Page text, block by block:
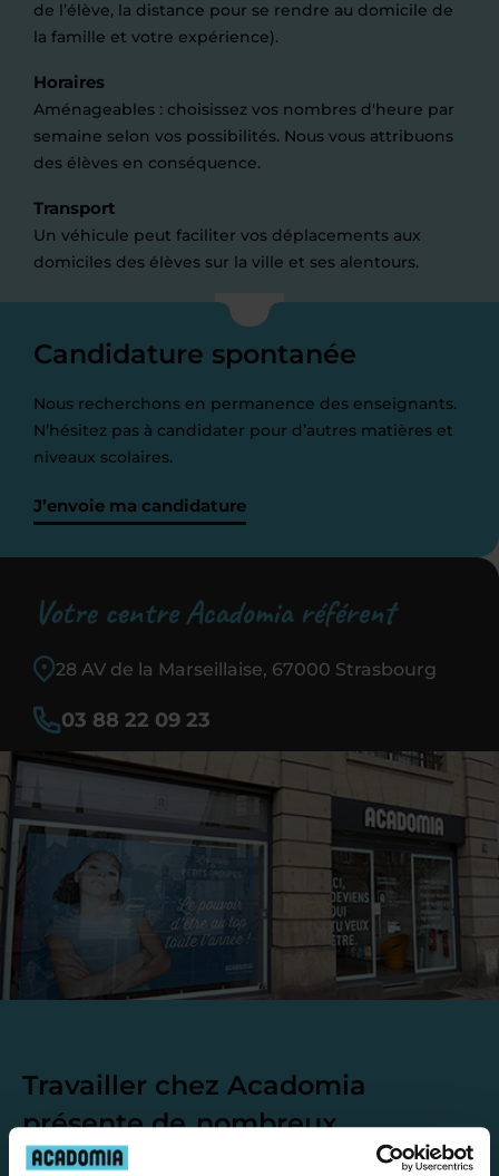
de l’élève, la distance pour se rendre au domicile de
la famille et votre expérience).
Horaires
Aménageables : choisissez vos nombres d'heure par
semaine selon vos possibilités. Nous vous attribuons
des élèves en conséquence.
Transport
Un véhicule peut faciliter vos déplacements aux
domiciles des élèves sur la ville et ses alentours.
Candidature spontanée
Nous recherchons en permanence des enseignants.
N’hésitez pas à candidater pour d’autres matières et
niveaux scolaires.
J’envoie ma candidature
Votre centre Acadomia référent
28 AV de la Marseillaise, 67000 Strasbourg
03 88 22 09 23
Travailler chez Acadomia
présente denombreux
avantages